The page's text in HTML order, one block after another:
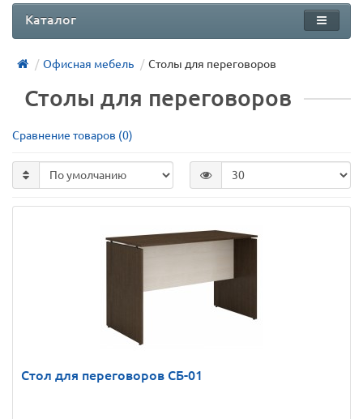
Каталог
Офисная мебель Столы для переговоров
Столы для переговоров
Сравнение товаров (0)
Стол для переговоров СБ-01